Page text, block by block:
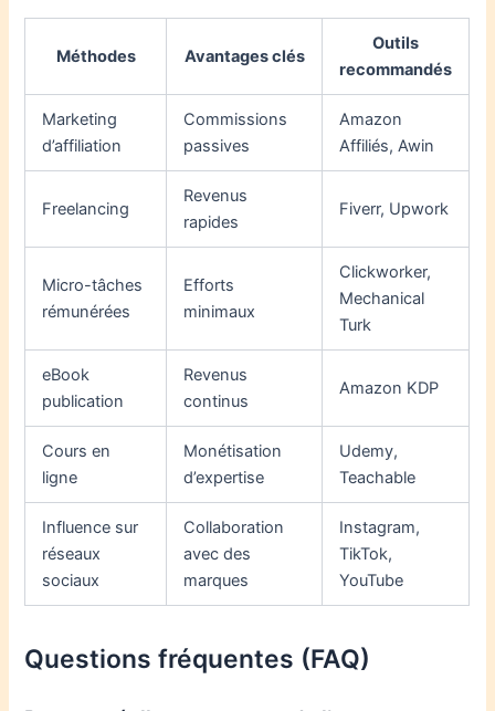
Méthodes Avantages clés
Outils
recommandés
Marketing
d’affiliation
Commissions
passives
Amazon
Affiliés, Awin
Freelancing
Revenus
rapides
Fiverr, Upwork
Micro-tâches
rémunérées
Efforts
minimaux
Clickworker,
Mechanical
Turk
eBook
publication
Revenus
continus
Amazon KDP
Cours en
ligne
Monétisation
d’expertise
Udemy,
Teachable
Influence sur
réseaux
sociaux
Collaboration
avec des
marques
Instagram,
TikTok,
YouTube
Questions fréquentes (FAQ)